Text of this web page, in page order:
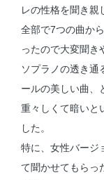
レの性格を聞き親
全部で7つの曲か
ったので大変聞き
ソプラノの透き通
ールの美しい曲、
重々しくて暗いと
した。
特に、女性バージ
て聞かせてもらっ